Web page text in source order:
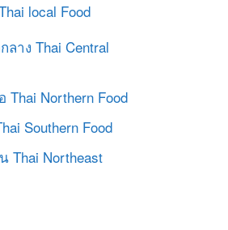
local Food
ลาง Thai Central
Thai Northern Food
Southern Food
Thai Northeast